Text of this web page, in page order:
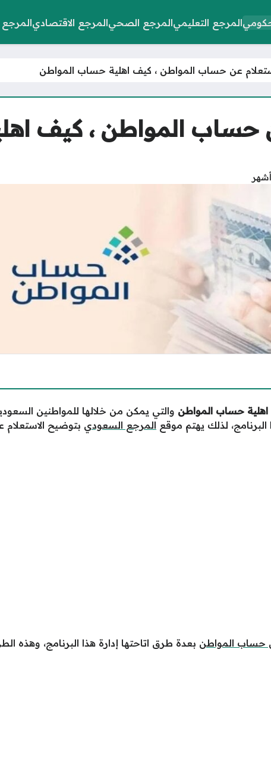
المرجع التعليميالمرجع الصحيالمرجع الاقتصاديالمرجع
عن حساب المواطن ، كيف اهلية حساب المواطن
حساب المواطن ، كيف
حساب المواطن والتي يمكن من خلالها للمواطنين
لذلك يهتم موقع المرجع السعودي بتوضيح الاستعلام
حساب المواطن بعدة طرق اتاحتها إدارة هذا البرنامج، وهذه